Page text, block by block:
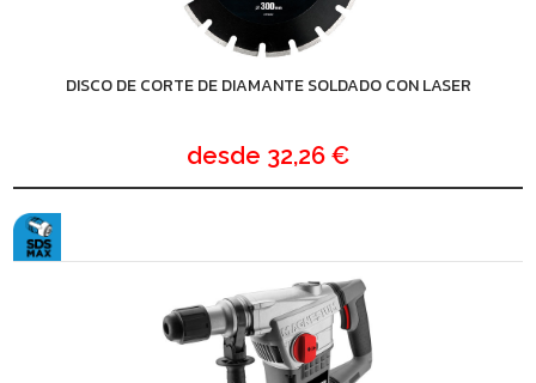
DISCO DE CORTE DE DIAMANTE SOLDADO CON LASER
desde 32,26 €